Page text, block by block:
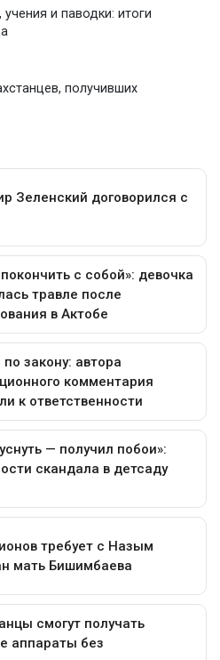
и паводки: итоги
получивших